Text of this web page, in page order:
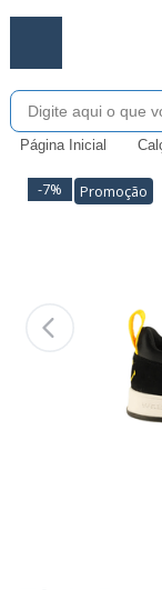
Página Inicial
-7% Promoção